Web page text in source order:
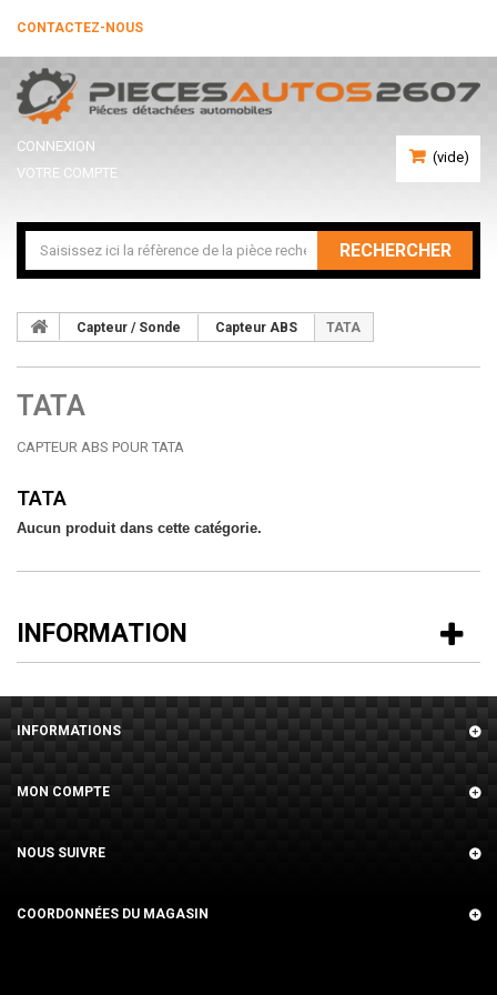
CONTACTEZ-NOUS
(vide)
CONNEXION
VOTRE COMPTE
RECHERCHER
Capteur / Sonde Capteur ABS TATA
TATA
CAPTEUR ABS POUR TATA
TATA
Aucun produit dans cette catégorie.
INFORMATION
INFORMATIONS
MON COMPTE
NOUS SUIVRE
COORDONNÉES DU MAGASIN